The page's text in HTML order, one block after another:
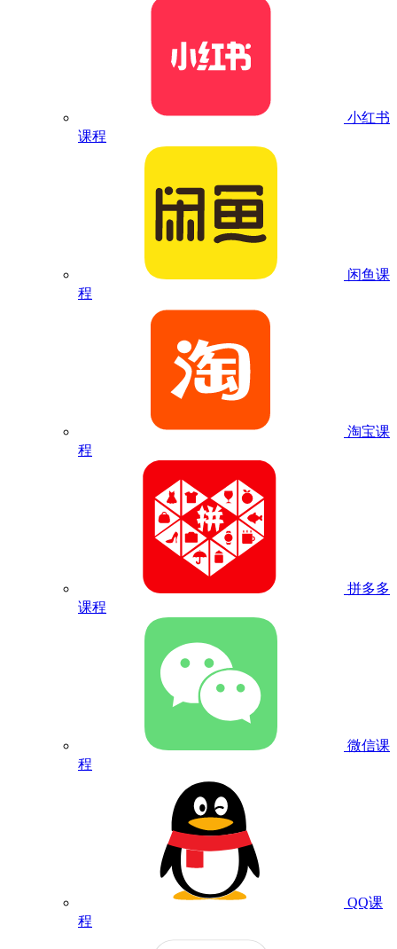
小红书
课程
闲鱼课
程
淘宝课
程
拼多多
课程
微信课
程
QQ课
程